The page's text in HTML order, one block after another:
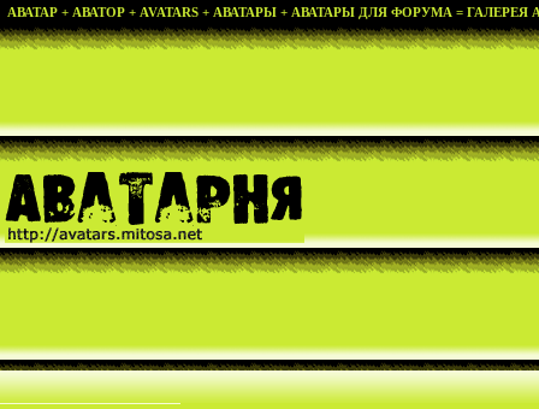
АВАТАР + АВАТОР + AVATARS + АВАТАРЫ + АВАТАРЫ ДЛЯ ФОРУМА = ГАЛЕРЕЯ